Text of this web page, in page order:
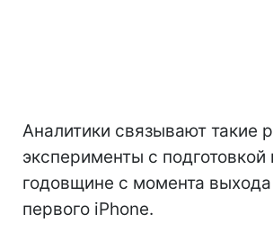
Аналитики связывают такие
эксперименты с подготовкой
годовщине с момента
первого iPhone.